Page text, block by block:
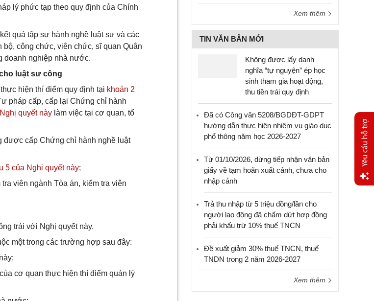
lý phức tạp theo quy định của Chính
quả tập sự hành nghề luật sư và các
công chức, viên chức, sĩ quan Quân
doanh nghiệp nhà nước.
luật sư công
hiện thí điểm quy định tại khoản 2
pháp cấp, cấp lại Chứng chỉ hành
quyết này làm việc tại cơ quan, tổ
được cấp Chứng chỉ hành nghề luật
5 của Nghị quyết này;
viên ngành Tòa án, kiểm tra viên
trái với Nghị quyết này.
một trong các trường hợp sau đây:
cơ quan thực hiện thí điểm quản lý
Xem thêm
TIN VĂN BẢN MỚI
Không được lấy danh
nghĩa “tự nguyện” ép học
sinh tham gia hoạt động,
thu tiền trái quy định
Đã có Công văn 5208/BGDĐT-GDPT
hướng dẫn thực hiện nhiệm vụ giáo dục
phổ thông năm học 2026-2027
Từ 01/10/2026, dừng tiếp nhận văn bản
giấy về tạm hoãn xuất cảnh, chưa cho
nhập cảnh
Trả thu nhập từ 5 triệu đồng/lần cho
người lao động đã chấm dứt hợp đồng
phải khấu trừ 10% thuế TNCN
Đề xuất giảm 30% thuế TNCN, thuế
TNDN trong 2 năm 2026-2027
Xem thêm